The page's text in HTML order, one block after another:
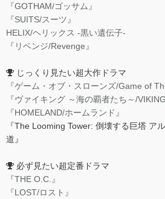
『GOTHAM/ゴッサム』
『SUITS/スーツ』
HELIX/ヘリックス -黒い遺伝子-
『リベンジ/Revenge』
じっくり見たい超大作ドラマ
『ゲーム・オブ・スローンズ/Game of
『ヴァイキング ～海の覇者たち～/
『HOMELAND/ホームランド』
『The Looming Tower: 倒壊する巨塔 ア
道』
必ず見たい超定番ドラマ
『THE O.C.』
『LOST/ロスト』